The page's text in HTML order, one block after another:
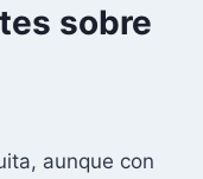
sobre
aunque con